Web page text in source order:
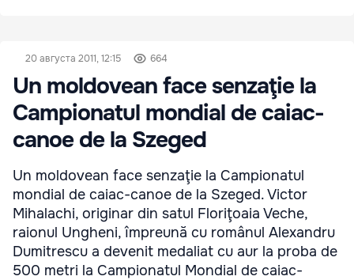
20 августа 2011, 12:15 664
Un moldovean face senzaţie la
Campionatul mondial de caiac-
canoe de la Szeged
Un moldovean face senzaţie la Campionatul
mondial de caiac-canoe de la Szeged. Victor
Mihalachi, originar din satul Floriţoaia Veche,
raionul Ungheni, împreună cu românul Alexandru
Dumitrescu a devenit medaliat cu aur la proba de
500 metri la Campionatul Mondial de caiac-